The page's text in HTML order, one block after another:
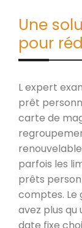
Une
pour
L expert
prêt
carte de
parfois les
prêts
comptes. Le
avez plus
date fixe